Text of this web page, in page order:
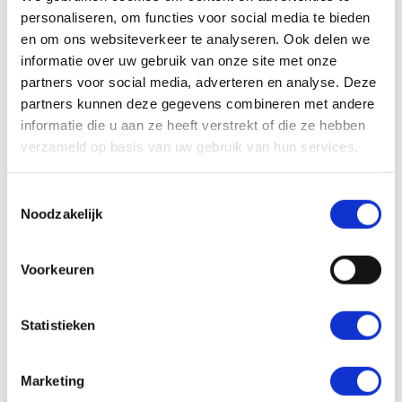
personaliseren, om functies voor social media te bieden
en om ons websiteverkeer te analyseren. Ook delen we
informatie over uw gebruik van onze site met onze
partners voor social media, adverteren en analyse. Deze
partners kunnen deze gegevens combineren met andere
informatie die u aan ze heeft verstrekt of die ze hebben
verzameld op basis van uw gebruik van hun services.
Noodzakelijk
Voorkeuren
Statistieken
Marketing
Kwalitatieve content, AI content en Backlinks
De structuur die wij hebben uitgedacht dient als
roadmap voor ons contentplan. Wij ontwikkelen
de juiste SEO geoptimaliseerde content. We bouwen